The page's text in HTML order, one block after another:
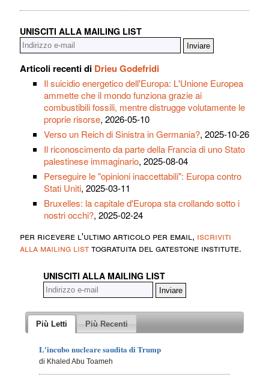
UNISCITI ALLA MAILING LIST
Articoli recenti di Drieu Godefridi
Il suicidio energetico dell'Europa: L'Unione Europea
ammette che il mondo funziona grazie ai
combustibili fossili, mentre distrugge volutamente le
proprie risorse, 2026-05-10
Verso un Reich di Sinistra in Germania?, 2025-10-26
Il riconoscimento da parte della Francia di uno Stato
palestinese immaginario, 2025-08-04
Perseguire le "opinioni inaccettabili": Europa contro
Stati Uniti, 2025-03-11
Bruxelles: la capitale d'Europa sta crollando sotto i
nostri occhi?, 2025-02-24
per ricevere l'ultimo articolo per email, iscriviti
alla mailing listtogratuita del gatestone institute.
UNISCITI ALLA MAILING LIST
Più Letti Più Recenti
L'incubo nucleare saudita di Trump
di Khaled Abu Toameh